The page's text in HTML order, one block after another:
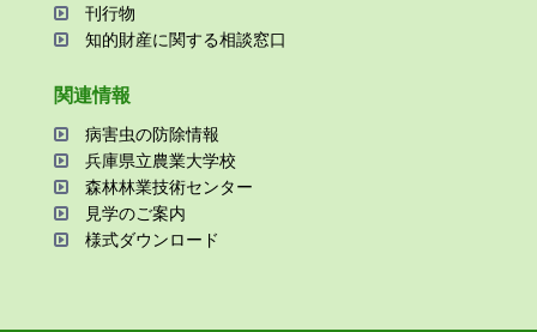
刊⾏物
知的財産に関する相談窓⼝
関連情報
病害⾍の防除情報
兵庫県⽴農業⼤学校
森林林業技術センター
⾒学のご案内
様式ダウンロード